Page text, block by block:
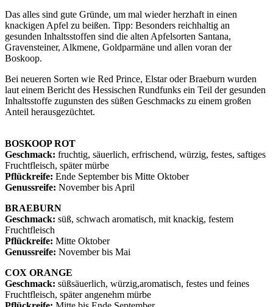
Das alles sind gute Gründe, um mal wieder herzhaft in einen
knackigen Apfel zu beißen. Tipp: Besonders reichhaltig an
gesunden Inhaltsstoffen sind die alten Apfelsorten Santana,
Gravensteiner, Alkmene, Goldparmäne und allen voran der
Boskoop.
Bei neueren Sorten wie Red Prince, Elstar oder Braeburn wurden
laut einem Bericht des Hessischen Rundfunks ein Teil der gesunden
Inhaltsstoffe zugunsten des süßen Geschmacks zu einem großen
Anteil herausgezüchtet.
BOSKOOP ROT
Geschmack: fruchtig, säuerlich, erfrischend, würzig, festes, saftiges
Fruchtfleisch, später mürbe
Pflückreife: Ende September bis Mitte Oktober
Genussreife: November bis April
BRAEBURN
Geschmack: süß, schwach aromatisch, mit knackig, festem
Fruchtfleisch
Pflückreife: Mitte Oktober
Genussreife: November bis Mai
COX ORANGE
Geschmack: süßsäuerlich, würzig,aromatisch, festes und feines
Fruchtfleisch, später angenehm mürbe